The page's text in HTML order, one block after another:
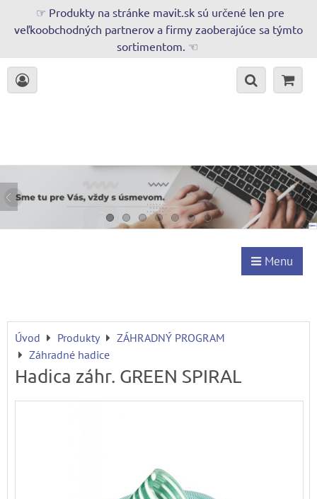
☞ Produkty na stránke mavit.sk sú určené len pre
veľkoobchodných partnerov a firmy zaoberajúce sa týmto
sortimentom. ☜
Menu
Úvod Produkty
ZÁHRADNÝ PROGRAM
Záhradné hadice
Hadica záhr. GREEN SPIRAL